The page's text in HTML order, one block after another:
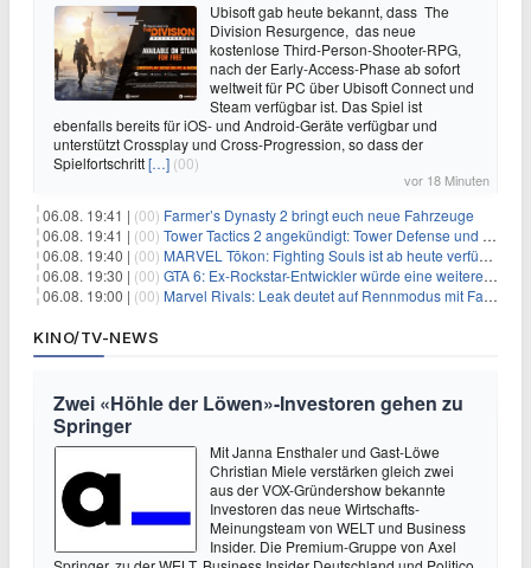
Ubisoft gab heute bekannt, dass The
Division Resurgence, das neue
kostenlose Third-Person-Shooter-RPG,
nach der Early-Access-Phase ab sofort
weltweit für PC über Ubisoft Connect und
Steam verfügbar ist. Das Spiel ist
ebenfalls bereits für iOS- und Android-Geräte verfügbar und
unterstützt Crossplay und Cross-Progression, so dass der
Spielfortschritt[…] (00)
vor 18 Minuten
06.08. 19:41 | (00) Farmer’s Dynasty 2 bringt euch neue Fahrzeuge
06.08. 19:41 | (00) Tower Tactics 2 angekündigt: Tower Defense und Deckbuilding Kombo kehrt zurück
06.08. 19:40 | (00) MARVEL Tōkon: Fighting Souls ist ab heute verfügbar
06.08. 19:30 | (00) GTA 6: Ex-Rockstar-Entwickler würde eine weitere Verschiebung nicht überraschen
06.08. 19:00 | (00) Marvel Rivals: Leak deutet auf Rennmodus mit Fahrzeugen hin
KINO/TV-NEWS
Zwei «Höhle der Löwen»-Investoren gehen zu
Springer
Mit Janna Ensthaler und Gast-Löwe
Christian Miele verstärken gleich zwei
aus der VOX-Gründershow bekannte
Investoren das neue Wirtschafts-
Meinungsteam von WELT und Business
Insider. Die Premium-Gruppe von Axel